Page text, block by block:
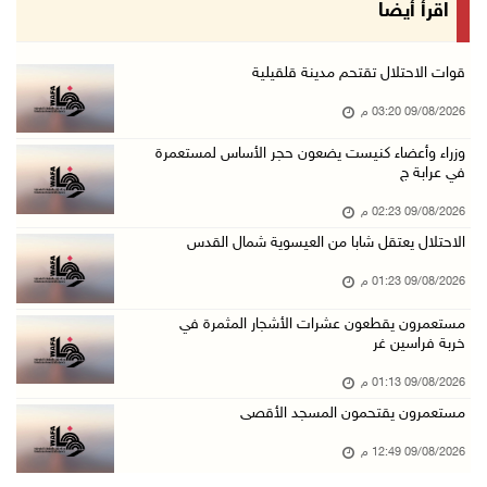
مستعمرون يقطعون عشرات الأشجار المثمرة في خربة ...
09/آب/2026 01:13 م
09/آب/2026 01:06 م
مستعمرون يقتحمون المسجد الأقصى
09/آب/2026 12:49 م
مصر تنعى القائد الوطني دياب اللوح
جهاد يرسم على الخيمة مشاهد الحرب في غزة
09/آب/2026 12:17 م
حالات الإجهاض في غزة تتضاعف ثلاث مرات
09/آب/2026 12:12 م
اقرأ أيضا
قوات الاحتلال تقتحم مدينة قلقيلية
09/08/2026 03:20 م
وزراء وأعضاء كنيست يضعون حجر الأساس لمستعمرة
في عرابة ج
09/08/2026 02:23 م
الاحتلال يعتقل شابا من العيسوية شمال القدس
09/08/2026 01:23 م
مستعمرون يقطعون عشرات الأشجار المثمرة في
خربة فراسين غر
09/08/2026 01:13 م
مستعمرون يقتحمون المسجد الأقصى
09/08/2026 12:49 م